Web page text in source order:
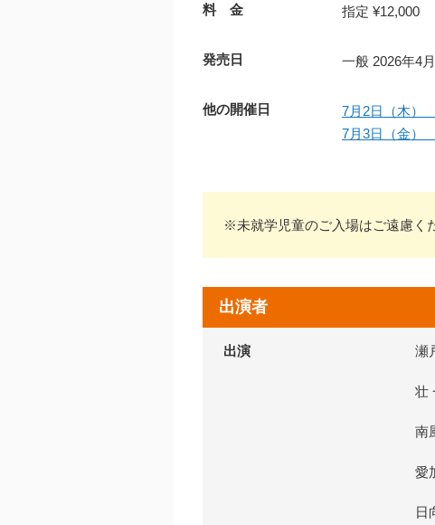
料 金 指定 ¥12,000
発売日 一般 2026年4
他の開催日
7月2日（木）
7月3日（金）
※未就学児童のご入場はご遠慮く
出演者
出演 瀬
壮
南
愛
日